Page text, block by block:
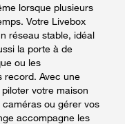
lorsque plusieurs
Votre Livebox
réseau stable, idéal
la porte à de
ou les
record. Avec une
votre maison
ou gérer vos
accompagne les